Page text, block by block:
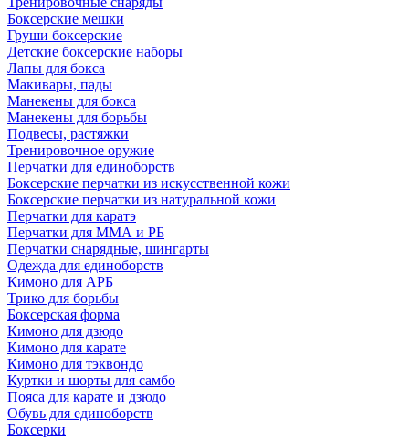
Боксерские мешки
Груши боксерские
Детские боксерские наборы
Лапы для бокса
Макивары, пады
Манекены для бокса
Манекены для борьбы
Подвесы, растяжки
Тренировочное оружие
Перчатки для единоборств
Боксерские перчатки из искусственной кожи
Боксерские перчатки из натуральной кожи
Перчатки для каратэ
Перчатки для ММА и РБ
Перчатки снарядные, шингарты
Одежда для единоборств
Кимоно для АРБ
Трико для борьбы
Боксерская форма
Кимоно для дзюдо
Кимоно для карате
Кимоно для тэквондо
Куртки и шорты для самбо
Пояса для карате и дзюдо
Обувь для единоборств
Боксерки